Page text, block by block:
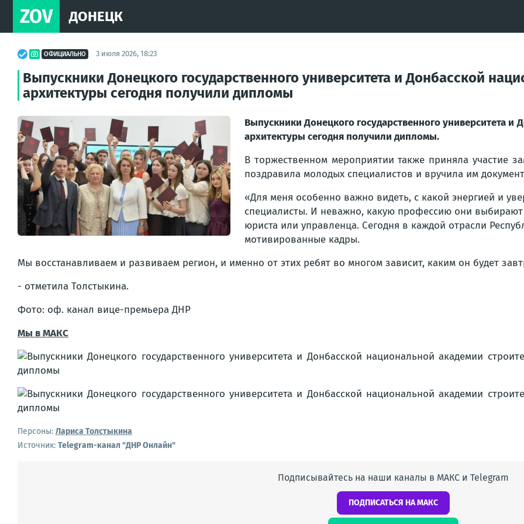
ZOV ДОНЕЦК
ОФИЦИАЛЬНО 3 июля 2026, 18:23
Выпускники Донецкого государственного университета и Донбасской
архитектуры сегодня получили дипломы
Выпускники Донецкого государственного университета
архитектуры сегодня получили дипломы.
В торжественном мероприятии также приняла участие
поздравила молодых специалистов и вручила им
«Для меня особенно важно видеть, с какой энергией и
специалисты. И неважно, какую профессию они выбирают
юриста или управленца. Сегодня в каждой отрасли
мотивированные кадры.
Мы восстанавливаем и развиваем регион, и именно от этих ребят во многом зависит, каким он будет
- отметила Толстыкина.
Фото: оф. канал вице-премьера ДНР
Мы в МАКС
Персоны: Лариса Толстыкина
Источник: Telegram-канал "ДНР Онлайн"
Подписывайтесь на наши каналы в МАКС и Telegram
ПОДПИСАТЬСЯ НА МАКС